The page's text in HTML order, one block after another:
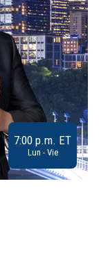
7:00 p.m. ET
Lun - Vie